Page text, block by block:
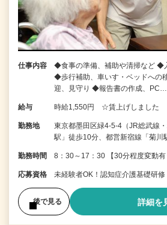
仕事内容
◆食事の準備、補助や清掃など ◆
◆歩行補助、車いす・ベッドへの
迎、見守り ◆報告書の作成、PC…
給与 時給1,550円 ☆賃上げしました
勤務地
東京都墨田区緑4-5-4（JR総武線
駅」徒歩10分、都営新宿線「菊川
勤務時間 8：30～17：30 【30分程度変動有
応募資格 未経験者OK！認知症介護基礎研修
後で見る 詳細を